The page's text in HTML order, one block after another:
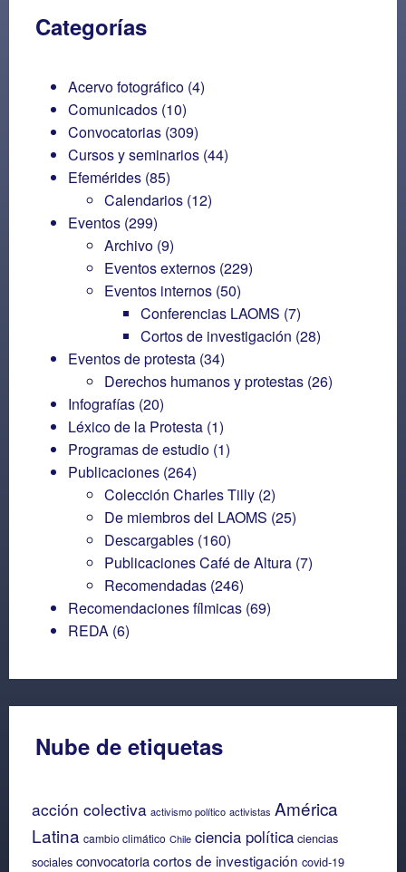
Categorías
Acervo fotográfico (4)
Comunicados (10)
Convocatorias (309)
Cursos y seminarios (44)
Efemérides (85)
Calendarios (12)
Eventos (299)
Archivo (9)
Eventos externos (229)
Eventos internos (50)
Conferencias LAOMS (7)
Cortos de investigación (28)
Eventos de protesta (34)
Derechos humanos y protestas (26)
Infografías (20)
Léxico de la Protesta (1)
Programas de estudio (1)
Publicaciones (264)
Colección Charles Tilly (2)
De miembros del LAOMS (25)
Descargables (160)
Publicaciones Café de Altura (7)
Recomendadas (246)
Recomendaciones fílmicas (69)
REDA (6)
Nube de etiquetas
acción colectiva activismo político activistas América
Latina cambio climático Chile ciencia política ciencias
sociales convocatoriacortos de investigación covid-19